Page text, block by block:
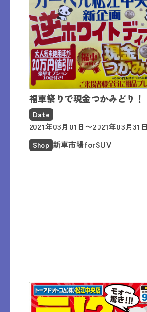
福車祭りで現金つかみどり！
Date
2021年03月01日〜2021年03月31日
Shop 新車市場forSUV